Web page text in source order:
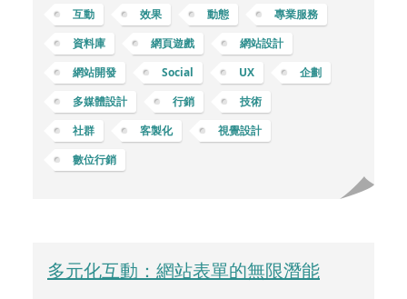
放在使用者體驗上，通過多種互動方式來吸引瀏
覽者，提供更豐富、更引人入勝的網站體驗。互
動式網站通常包含各種元素，比如視覺效果、動
畫、遊戲、問卷調查、使用者評論和社群分享功
能。舉例來說，網頁小遊戲是互動式網站中的一
種熱門元素。這些小遊戲能夠與使用者互動，提
供一種娛樂方式，同時加強品牌形象或傳達特定
信息。以一款簡單的互動式小遊戲為例，假設一
互動 效果 動態
專業服務
資料庫
網頁遊戲
網站設計
網站開發
Social UX
企劃
多媒體設計
行銷
技術
社群
客製化
視覺設計
數位行銷
多元化互動：網站表單的無限潛能